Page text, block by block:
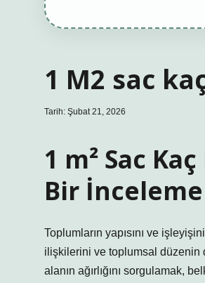
1 M2 sac
Tarih: Şubat 21, 2026
1 m² Sac
Bir İnceleme
Toplumların yapısını ve
ilişkilerini ve toplumsal düzenin
alanın ağırlığını sorgulamak,